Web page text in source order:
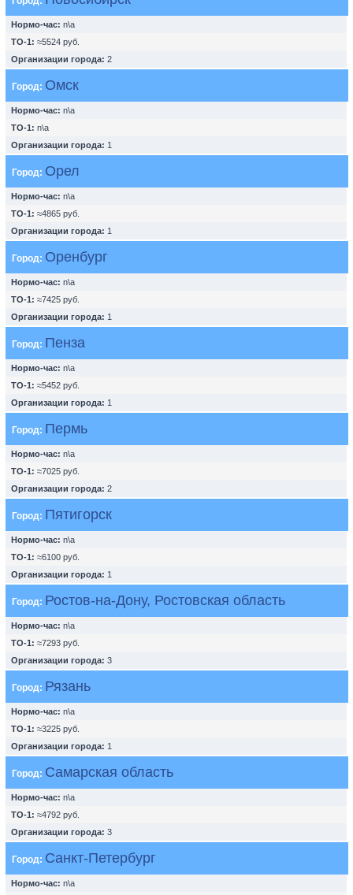
Нормо-час: n\a
ТО-1: ≈5524 руб.
Организации города: 2
Город: Омск
Нормо-час: n\a
ТО-1: n\a
Организации города: 1
Город: Орел
Нормо-час: n\a
ТО-1: ≈4865 руб.
Организации города: 1
Город: Оренбург
Нормо-час: n\a
ТО-1: ≈7425 руб.
Организации города: 1
Город: Пенза
Нормо-час: n\a
ТО-1: ≈5452 руб.
Организации города: 1
Город: Пермь
Нормо-час: n\a
ТО-1: ≈7025 руб.
Организации города: 2
Город: Пятигорск
Нормо-час: n\a
ТО-1: ≈6100 руб.
Организации города: 1
Город: Ростов-на-Дону, Ростовская область
Нормо-час: n\a
ТО-1: ≈7293 руб.
Организации города: 3
Город: Рязань
Нормо-час: n\a
ТО-1: ≈3225 руб.
Организации города: 1
Город: Самарская область
Нормо-час: n\a
ТО-1: ≈4792 руб.
Организации города: 3
Город: Санкт-Петербург
Нормо-час: n\a